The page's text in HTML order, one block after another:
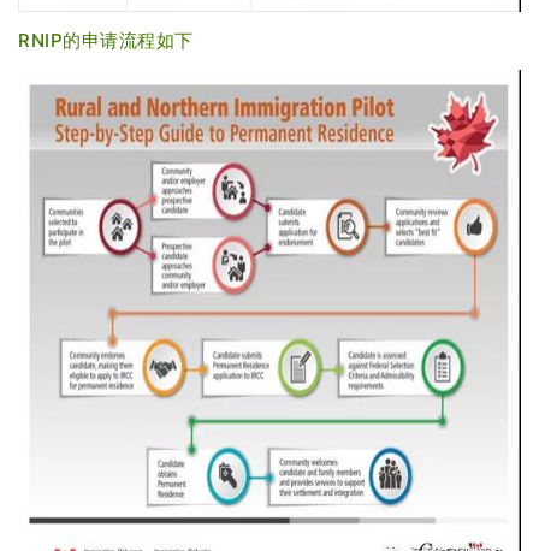
RNIP的申请流程如下